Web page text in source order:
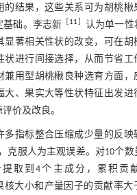
的结果，这些关系可为胡桃楸
基础。李志新
11
认为单一性
显著相关性状的改变，可在胡
状进行间接选择，从而节省工
兼用型胡桃楸良种选育方面，
大、果实大等性状特征出发进
价及改良。
多指标整合压缩成少量的反映
，克服人为主观误差。对10个数
取到4个主成分，累积贡
核大小和产量因子的贡献率大